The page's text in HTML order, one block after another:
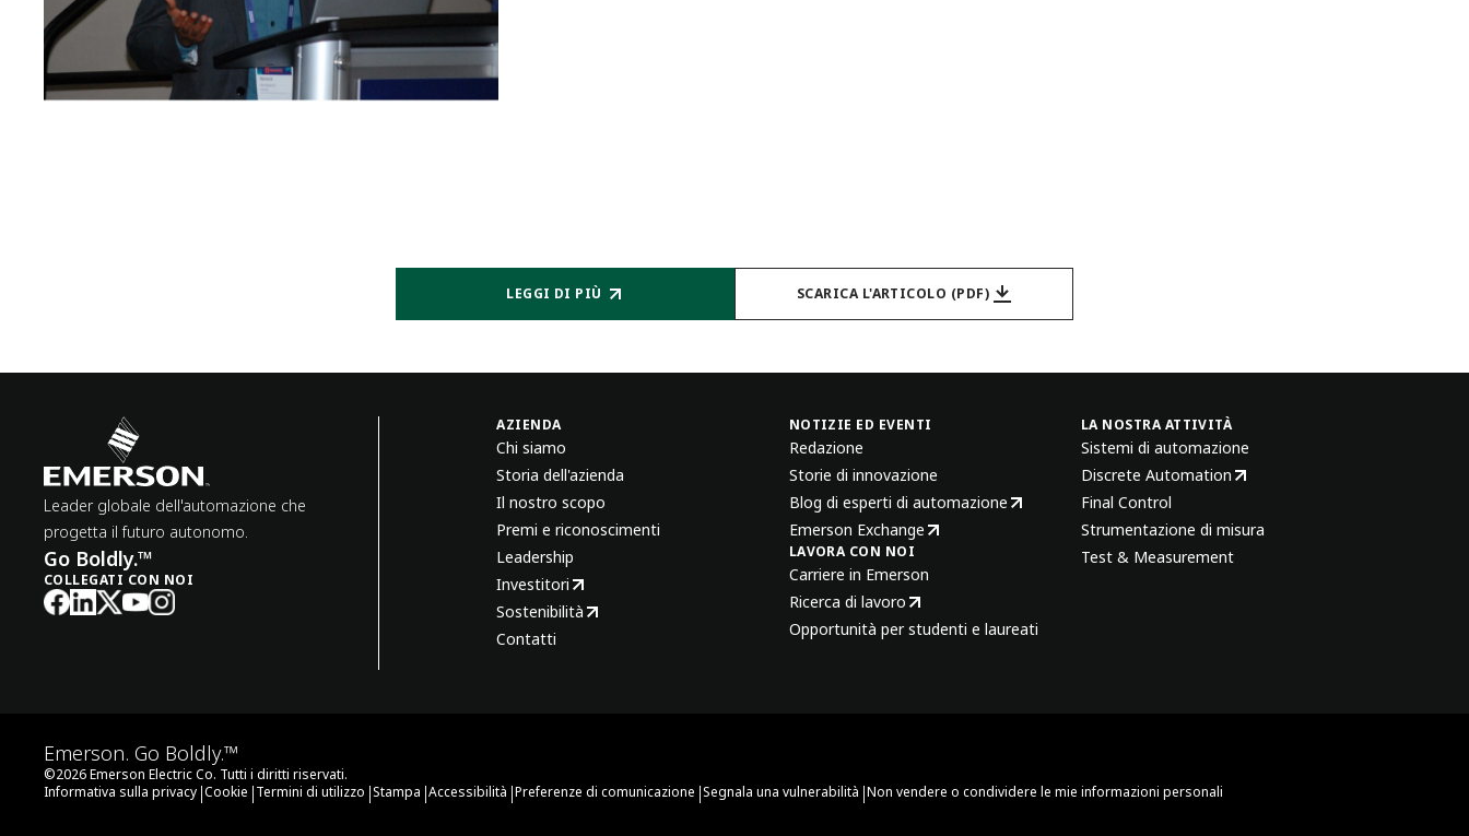
LEGGI DI PIÙ SCARICA L'ARTICOLO (PDF)
Leader globale dell'automazione che
progetta il futuro autonomo.
Go Boldly.™
COLLEGATI CON NOI
AZIENDA
Chi siamo
Storia dell'azienda
Il nostro scopo
Premi e riconoscimenti
Leadership
Investitori
Sostenibilità
Contatti
NOTIZIE ED EVENTI
Redazione
Storie di innovazione
Blog di esperti di automazione
Emerson Exchange
LAVORA CON NOI
Carriere in Emerson
Ricerca di lavoro
Opportunità per studenti e laureati
LA NOSTRA ATTIVITÀ
Sistemi di automazione
Discrete Automation
Final Control
Strumentazione di misura
Test & Measurement
Emerson. Go Boldly.™
©2026Emerson Electric Co. Tutti i diritti riservati.
Informativa sulla privacy |Cookie |Termini di utilizzo |Stampa |Accessibilità |Preferenze di comunicazione |Segnala una vulnerabilità |Non vendere o condividere le mie informazioni personali